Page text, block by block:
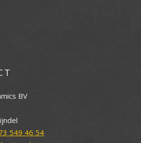
BV
549 46 54